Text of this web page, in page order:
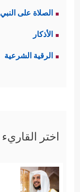
الصلاة على النبي
الأذكار
الرقية الشرعية
اختر القاريء